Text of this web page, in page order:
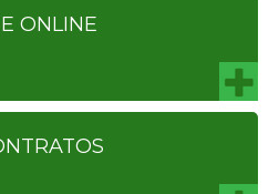
ONLINE